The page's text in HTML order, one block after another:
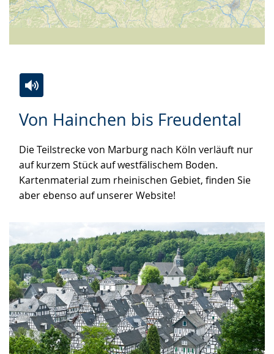
Von Hainchen bis Freudental
Leichten
wechseln.
Audio-
Video
Deutscher
Gebärdensprache
wird
angezeigt.
Die Teilstrecke von Marburg nach Köln verläuft nur
auf kurzem Stück auf westfälischem Boden.
Kartenmaterial zum rheinischen Gebiet, finden Sie
aber ebenso auf unserer Website!